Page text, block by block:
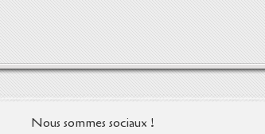
Nous sommes sociaux !